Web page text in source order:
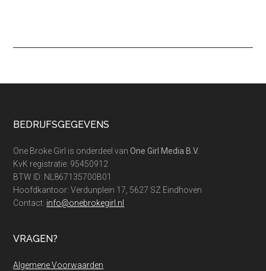
Footer
BEDRIJFSGEGEVENS
One Broke Girl is onderdeel vanOne Girl Media B.V.
KvK registratie: 95450912
BTW ID: NL867135700B01
Hoofdkantoor: Verdunplein 17, 5627 SZ Eindhoven
Contact: info@onebrokegirl.nl
VRAGEN?
Algemene Voorwaarden